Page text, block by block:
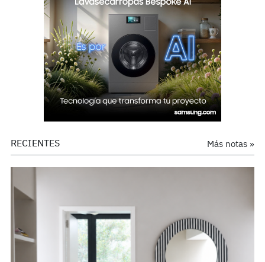
Más notas »
RECIENTES